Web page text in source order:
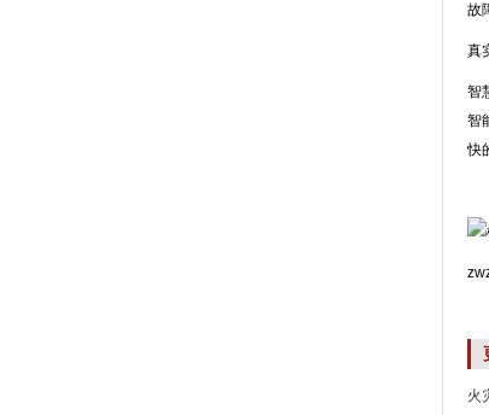
故
真
智
智
快
火